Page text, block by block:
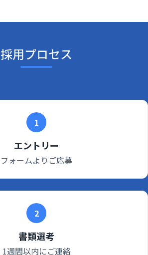
採用プロセス
1
エントリー
フォームよりご応募
2
書類選考
1週間以内にご連絡